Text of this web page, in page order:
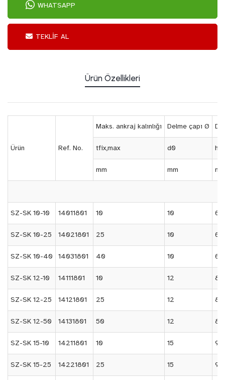
WHATSAPP
TEKLIF AL
Ürün Özellikleri
Ürün Ref. No.
Maks. ankraj kalınlığı Delme çapı Ø
tfix,max d0 h1
mm mm
SZ-SK 10-10 14011801 10 10 65
SZ-SK 10-25 14021801 25 10 65
SZ-SK 10-40 14031801 40 10 65
SZ-SK 12-10 14111801 10 12 80
SZ-SK 12-25 14121801 25 12
SZ-SK 12-50 14131801 50 12 80
SZ-SK 15-10 14211801 10 15 95
SZ-SK 15-25 14221801 25 15 95